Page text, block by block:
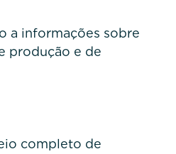
a informações sobre
produção e de
completo de